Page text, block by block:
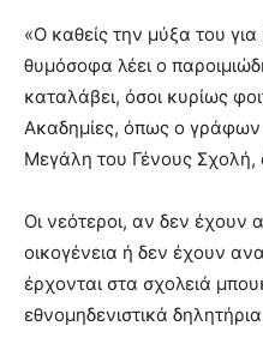
«Ο καθείς την μύξα του
θυμόσοφα λέει ο
καταλάβει, όσοι κυρίως
Ακαδημίες, όπως ο
Μεγάλη του Γένους
Οι νεότεροι, αν δεν έχουν
οικογένεια ή δεν έχουν
έρχονται στα σχολειά
εθνομηδενιστικά